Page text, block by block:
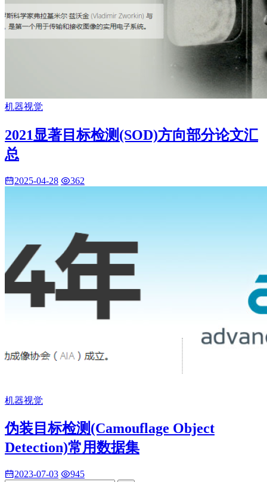
机器视觉
2021显著目标检测(SOD)方向部分论文汇
总
2025-04-28 362
机器视觉
伪装目标检测(Camouflage Object
Detection)常用数据集
2023-07-03 945